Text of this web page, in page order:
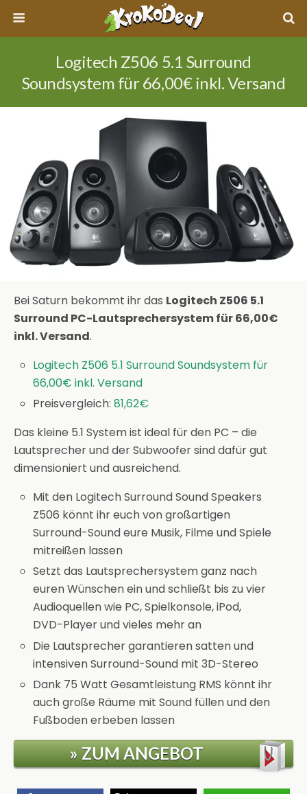
Logitech Z506 5.1 Surround
Soundsystem für 66,00€ inkl. Versand
Bei Saturn bekommt ihr das Logitech Z506 5.1
Surround PC-Lautsprechersystem für 66,00€
inkl. Versand.
Logitech Z506 5.1 Surround Soundsystem für
66,00€ inkl. Versand
Preisvergleich:81,62€
Das kleine 5.1 System ist ideal für den PC – die
Lautsprecher und der Subwoofer sind dafür gut
dimensioniert und ausreichend.
Mit den Logitech Surround Sound Speakers
Z506 könnt ihr euch von großartigen
Surround-Sound eure Musik, Filme und Spiele
mitreißen lassen
Setzt das Lautsprechersystem ganz nach
euren Wünschen ein und schließt bis zu vier
Audioquellen wie PC, Spielkonsole, iPod,
DVD-Player und vieles mehr an
Die Lautsprecher garantieren satten und
intensiven Surround-Sound mit 3D-Stereo
Dank 75 Watt Gesamtleistung RMS könnt ihr
auch große Räume mit Sound füllen und den
Fußboden erbeben lassen
» ZUM ANGEBOT